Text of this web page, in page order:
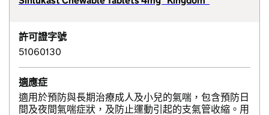
許可證字號
51060130
適應症
適用於預防與長期治療成人及小兒的氣喘，包含預防日
間及夜間氣喘症狀，及防止運動引起的支氣管收縮。用